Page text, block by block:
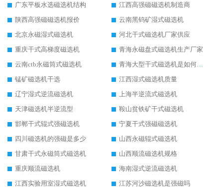
广东平板水选磁选机结构
江西高强磁磁选机制造商
陕西高强磁磁选机报价
云南黑钨矿湿式磁选机
北京永磁湿式磁选机
河北干式磁选机厂家供应
重庆干式高梯度磁选机
青海永磁盘式磁选机生产厂家
云南ctb永磁筒式磁选机
青海大型干式磁选机是如何选矿的
锰矿磁选机干选
江西湿式磁选机质量
辽宁湿式逆流磁选机
上海半逆流式磁选机
天津磁选机半逆流型
鞍山贫铁矿干式磁选机
邯郸干式辊式强磁选机
宁夏干式强磁磁选机
四川磁选机的强磁是多少
山西永磁辊式磁选机
甘肃干式永磁筒式磁选机
山西顺流磁选机规格
重庆顺流磁选机
海南湿式逆流磁选机
江西实验用室湿式磁选机
江苏河沙磁选机是强磁吗